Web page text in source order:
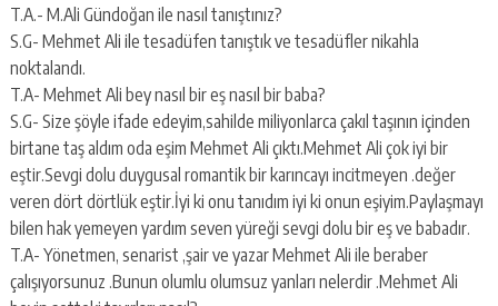
T.A.- M.Ali Gündoğan ile nasıl tanıştınız?
S.G- Mehmet Ali ile tesadüfen tanıştık ve tesadüfler nikahla
noktalandı.
T.A- Mehmet Ali bey nasıl bir eş nasıl bir baba?
S.G- Size şöyle ifade edeyim,sahilde miliyonlarca çakıl taşının içinden
birtane taş aldım oda eşim Mehmet Ali çıktı.Mehmet Ali çok iyi bir
eştir.Sevgi dolu duygusal romantik bir karıncayı incitmeyen .değer
veren dört dörtlük eştir.İyi ki onu tanıdım iyi ki onun eşiyim.Paylaşmayı
bilen hak yemeyen yardım seven yüreği sevgi dolu bir eş ve babadır.
T.A- Yönetmen, senarist ,şair ve yazar Mehmet Ali ile beraber
çalışıyorsunuz .Bunun olumlu olumsuz yanları nelerdir .Mehmet Ali